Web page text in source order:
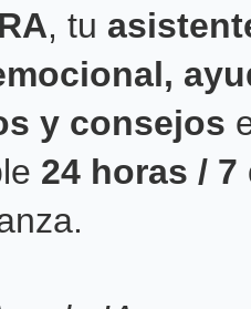
, tu
y consejos
24 horas / 7